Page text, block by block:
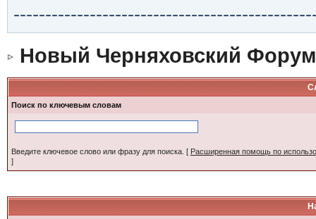
Новый Черняховский Форум
Поиск по ключевым словам
Введите ключевое слово или фразу для поиска. [ Расширенная помощь по
]